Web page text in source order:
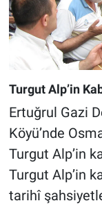
Turgut Alp’in
Ertuğrul Gazi
Köyü’nde
Turgut Alp’in
Turgut Alp’in
tarihî